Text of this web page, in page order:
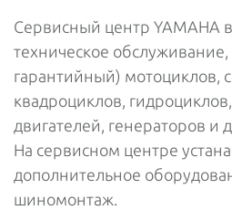
Сервисный центр YAMAHA
техническое
гарантийный) мотоциклов,
квадроциклов,
двигателей, генераторов и
На сервисном центре
дополнительное
шиномонтаж.